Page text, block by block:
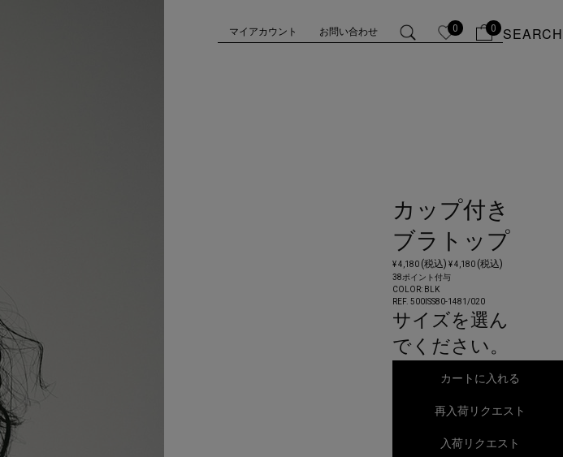
マイアカウント お問い合わせ 0 0 SEARCH
カップ付き
ブラトップ
¥ 4,180 (税込) ¥ 4,180 (税込)
38ポイント付与
COLOR: BLK
REF. 500ISS80-1481/020
サイズを選ん
でください。
カートに入れる
再入荷リクエスト
入荷リクエスト